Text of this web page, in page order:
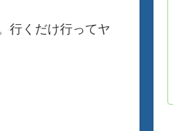
行くだけ行ってヤ